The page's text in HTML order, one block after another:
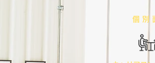
個 別